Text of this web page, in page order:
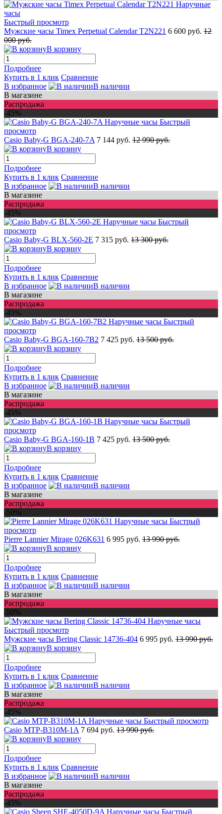
Быстрый просмотр
Мужские часы Timex Perpetual Calendar T2N221 6 600 руб. 12
000 руб.
В корзину
Подробнее
Купить в 1 клик Сравнение
В избранное
В наличии
В магазине
Распродажа
-45%
Быстрый
просмотр
Casio Baby-G BGA-240-7A 7 144 руб. 12 990 руб.
В корзину
Подробнее
Купить в 1 клик Сравнение
В избранное
В наличии
В магазине
Распродажа
-45%
Быстрый
просмотр
Casio Baby-G BLX-560-2E 7 315 руб. 13 300 руб.
В корзину
Подробнее
Купить в 1 клик Сравнение
В избранное
В наличии
В магазине
Распродажа
-45%
Быстрый
просмотр
Casio Baby-G BGA-160-7B2 7 425 руб. 13 500 руб.
В корзину
Подробнее
Купить в 1 клик Сравнение
В избранное
В наличии
В магазине
Распродажа
-45%
Быстрый
просмотр
Casio Baby-G BGA-160-1B 7 425 руб. 13 500 руб.
В корзину
Подробнее
Купить в 1 клик Сравнение
В избранное
В наличии
В магазине
Распродажа
-50%
Быстрый
просмотр
Pierre Lannier Mirage 026K631 6 995 руб. 13 990 руб.
В корзину
Подробнее
Купить в 1 клик Сравнение
В избранное
В наличии
В магазине
Распродажа
-50%
Быстрый просмотр
Мужские часы Bering Classic 14736-404 6 995 руб. 13 990 руб.
В корзину
Подробнее
Купить в 1 клик Сравнение
В избранное
В наличии
В магазине
Распродажа
-45%
Быстрый просмотр
Casio MTP-B310M-1A 7 694 руб. 13 990 руб.
В корзину
Подробнее
Купить в 1 клик Сравнение
В избранное
В наличии
В магазине
Распродажа
-45%
Быстрый